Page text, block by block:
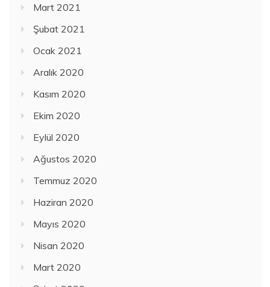
Mart 2021
Şubat 2021
Ocak 2021
Aralık 2020
Kasım 2020
Ekim 2020
Eylül 2020
Ağustos 2020
Temmuz 2020
Haziran 2020
Mayıs 2020
Nisan 2020
Mart 2020